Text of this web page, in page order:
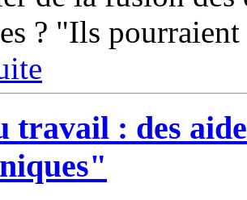
? "Ils
travail : des